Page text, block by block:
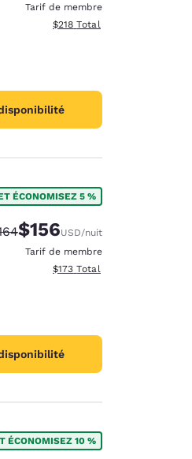
Tarif de membre
Afficher les détails totaux
$218 Total
ÉCONOMISEZ 5 %
barré :
Tarif réduit :
$156USD/nuit
Tarif de membre
Afficher les détails totaux
$173 Total
ÉCONOMISEZ 10 %